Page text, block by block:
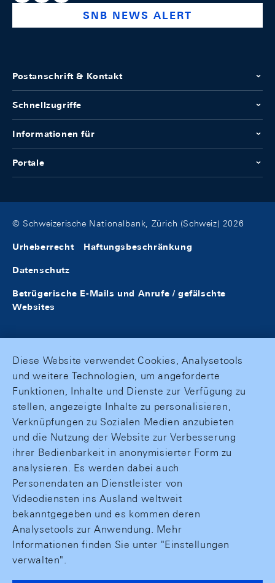
SNB NEWS ALERT
Postanschrift & Kontakt
Schnellzugriffe
Informationen für
Portale
© Schweizerische Nationalbank, Zürich (Schweiz) 2026
Urheberrecht Haftungsbeschränkung
Datenschutz
Betrügerische E-Mails und Anrufe / gefälschte
Websites
Diese Website verwendet Cookies, Analysetools
und weitere Technologien, um angeforderte
Funktionen, Inhalte und Dienste zur Verfügung zu
stellen, angezeigte Inhalte zu personalisieren,
Verknüpfungen zu Sozialen Medien anzubieten
und die Nutzung der Website zur Verbesserung
ihrer Bedienbarkeit in anonymisierter Form zu
analysieren. Es werden dabei auch
Personendaten an Dienstleister von
Videodiensten ins Ausland weltweit
bekanntgegeben und es kommen deren
Analysetools zur Anwendung. Mehr
Informationen finden Sie unter "Einstellungen
verwalten".